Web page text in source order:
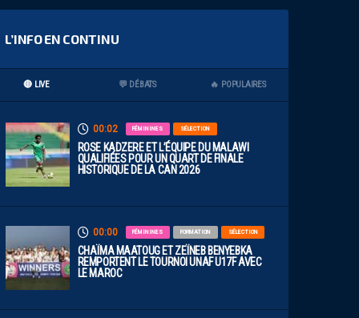
L’INFO EN CONTINU
🔴 LIVE 💬 DÉBATS 🔥 POPULAIRES
00:02 FÉMININES SÉLECTION
ROSE KADZERE ET L’ÉQUIPE DU MALAWI
QUALIFIÉES POUR UN QUART DE FINALE
HISTORIQUE DE LA CAN 2026
00:00 FÉMININES FORMATION SÉLECTION
CHAÏMA MAATOUG ET ZEÏNEB BENYEBKA
REMPORTENT LE TOURNOI UNAF U17F AVEC
LE MAROC